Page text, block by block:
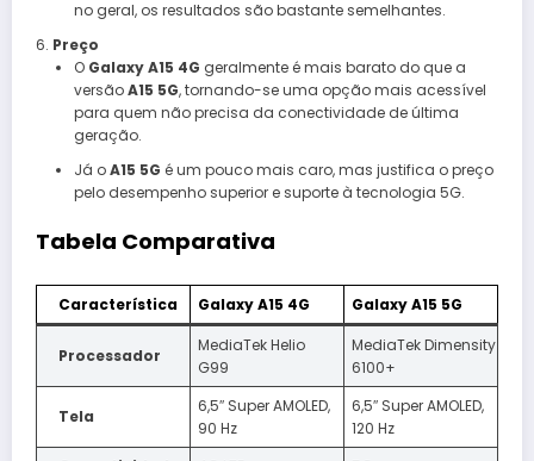
no geral, os resultados são bastante semelhantes.
Preço
O Galaxy A15 4G geralmente é mais barato do que a
versãoA15 5G, tornando-se uma opção mais acessível
para quem não precisa da conectividade de última
geração.
Já oA15 5G é um pouco mais caro, mas justifica o preço
pelo desempenho superior e suporte à tecnologia 5G.
Tabela Comparativa
Característica Galaxy A15 4G Galaxy A15 5G
Processador
MediaTek Helio
G99
MediaTek Dimensity
6100+
Tela
6,5″ Super AMOLED,
90 Hz
6,5″ Super AMOLED,
120 Hz